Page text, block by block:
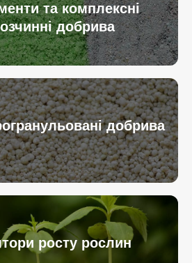
та комплексні
добрива
добрива
росту рослин